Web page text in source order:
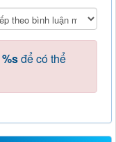
%sđể có thể